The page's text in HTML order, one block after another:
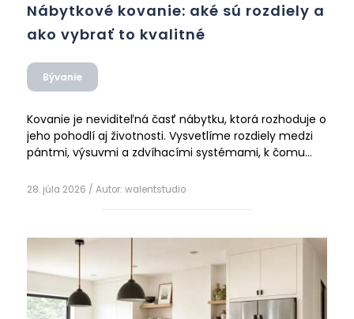
Nábytkové kovanie: aké sú rozdiely a
ako vybrať to kvalitné
Bývanie
Kovanie je neviditeľná časť nábytku, ktorá rozhoduje o
jeho pohodlí aj životnosti. Vysvetlíme rozdiely medzi
pántmi, výsuvmi a zdvíhacími systémami, k čomu
Vibo) a na čo si dať pozor pri výbere.
28. júla 2026 / Autor: walentstudio